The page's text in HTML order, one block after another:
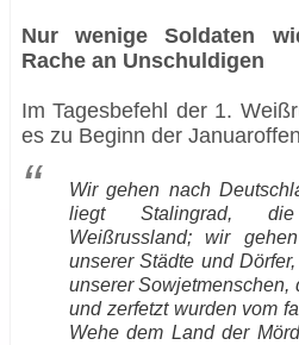
Nur wenige Soldaten
Rache an Unschuldigen
Im Tagesbefehl der 1.
es zu Beginn der
Wir gehen nach
liegt Stalingrad,
Weißrussland; wir
unserer Städte und
unserer Sowjetmenschen,
und zerfetzt wurden vom
Wehe dem Land der